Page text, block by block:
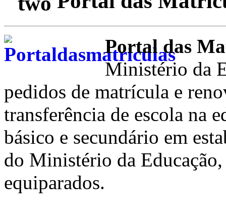
Portal das
Ministério da
pedidos de matrícula e
transferência de escola na
básico e secundário em
do Ministério da
equiparados.